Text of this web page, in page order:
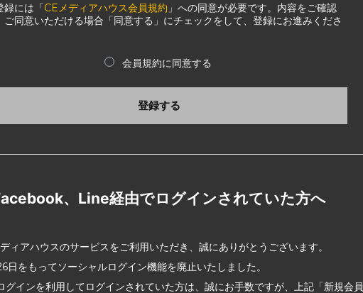
録には「CEメディアハウス会員規約 」への同意が必要です。内容をご確認
ご同意いただける場合「同意する」にチェックをして、登録にお進みくださ
会員規約に同意する
登録する
、Line経由でログインされていた方へ
ィアハウスのサービスをご利用いただき、誠にありがとうございます。
日をもってソーシャルログイン機能を廃止いたしました。
グインを利用してログインされていた方は、誠にお手数ですが、上記「新規会員